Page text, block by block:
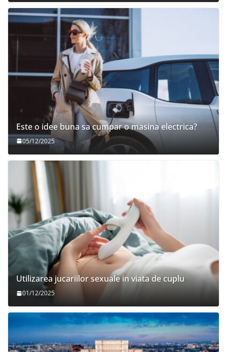
Este o idee buna sa cumpar o masina electrica?
05/12/2025
Utilizarea jucariilor sexuale in viata de cuplu
01/12/2025